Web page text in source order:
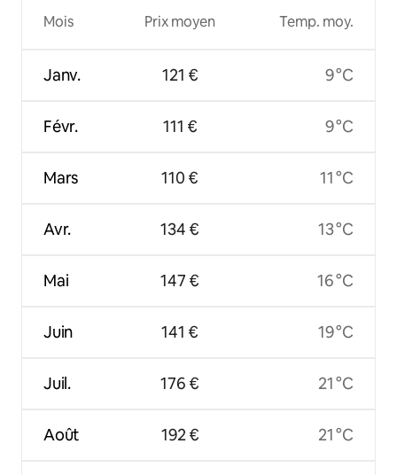
Mois
Janv.
Févr.
Mars
Avr.
Mai
Juin
Juil.
Août
Prix moyen
121 €
111 €
110 €
134 €
147 €
141 €
176 €
192 €
Temp. moy.
9 °C
9 °C
11 °C
13 °C
16 °C
19 °C
21 °C
21 °C